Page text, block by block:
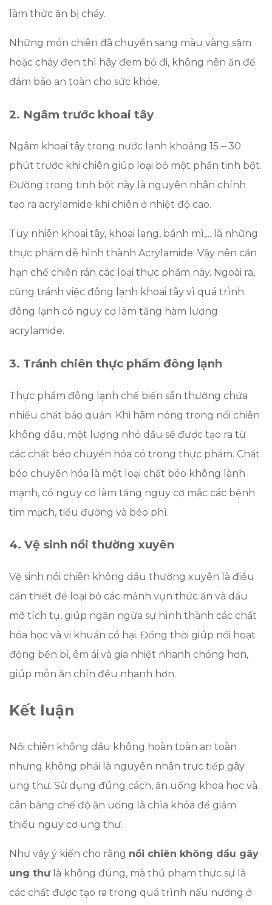
làm thức ăn bị cháy.
Những món chiên đã chuyển sang màu vàng sậm
hoặc cháy đen thì hãy đem bỏ đi, không nên ăn để
đảm bảo an toàn cho sức khỏe.
2. Ngâm trước khoai tây
Ngâm khoai tây trong nước lạnh khoảng 15 – 30
phút trước khi chiên giúp loại bỏ một phần tinh bột.
Đường trong tinh bột này là nguyên nhân chính
tạo ra acrylamide khi chiên ở nhiệt độ cao.
Tuy nhiên khoai tây, khoai lang, bánh mì,... là những
thực phẩm dễ hình thành Acrylamide. Vậy nên cần
hạn chế chiên rán các loại thực phẩm này. Ngoài ra,
cũng tránh việc đông lạnh khoai tây vì quá trình
đông lạnh có nguy cơ làm tăng hàm lượng
acrylamide.
3. Tránh chiên thực phẩm đông lạnh
Thực phẩm đông lạnh chế biến sẵn thường chứa
nhiều chất bảo quản. Khi hâm nóng trong nồi chiên
không dầu, một lượng nhỏ dầu sẽ được tạo ra từ
các chất béo chuyển hóa có trong thực phẩm. Chất
béo chuyển hóa là một loại chất béo không lành
mạnh, có nguy cơ làm tăng nguy cơ mắc các bệnh
tim mạch, tiểu đường và béo phì.
4. Vệ sinh nồi thường xuyên
Vệ sinh nồi chiên không dầu thường xuyên là điều
cần thiết để loại bỏ các mảnh vụn thức ăn và dầu
mỡ tích tụ, giúp ngăn ngừa sự hình thành các chất
hóa học và vi khuẩn có hại. Đồng thời giúp nồi hoạt
động bền bỉ, êm ái và gia nhiệt nhanh chóng hơn,
giúp món ăn chín đều nhanh hơn.
Kết luận
Nồi chiên không dầu không hoàn toàn an toàn
nhưng không phải là nguyên nhân trực tiếp gây
ung thư. Sử dụng đúng cách, ăn uống khoa học và
cân bằng chế độ ăn uống là chìa khóa để giảm
thiểu nguy cơ ung thư.
Như vậy ý kiến cho rằng nồi chiên không dầu gây
ung thưlà không đúng, mà thủ phạm thực sự là
các chất được tạo ra trong quá trình nấu nướng ở